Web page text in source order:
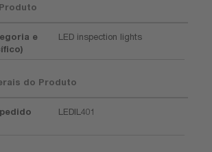
e
LED inspection lights
do Produto
LEDIL401